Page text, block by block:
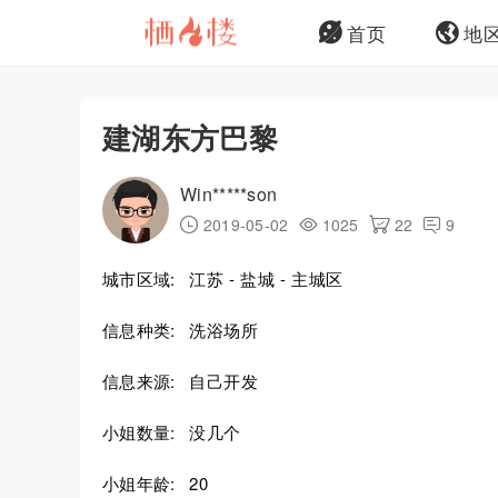
首页 地
建湖东方巴黎
Win*****son
2019-05-02 1025 22 9
城市区域: 江苏 - 盐城 - 主城区
信息种类: 洗浴场所
信息来源: 自己开发
小姐数量: 没几个
小姐年龄: 20